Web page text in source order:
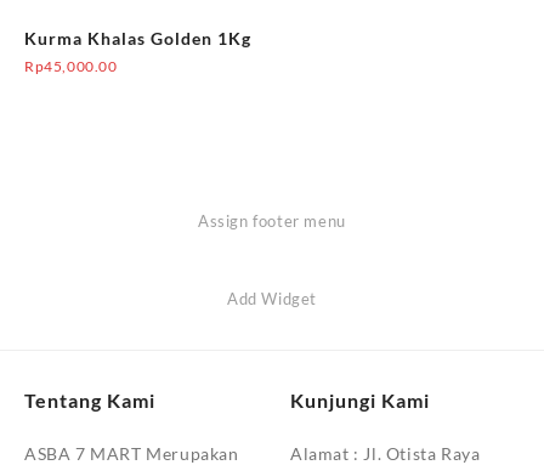
Kurma Khalas Golden 1Kg
Rp45,000.00
Assign footer menu
Add Widget
Tentang Kami
ASBA 7 MART Merupakan
Kunjungi Kami
Alamat : Jl. Otista Raya